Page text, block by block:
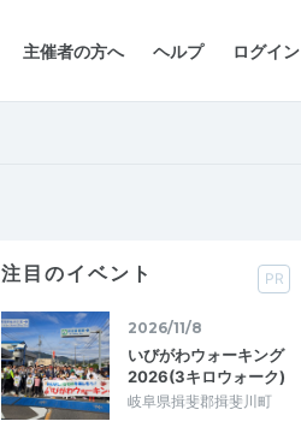
主催者の方へ ヘルプ ログイン
注目のイベント PR
2026/11/8
いびがわウォーキング
2026(3キロウォーク)
岐阜県揖斐郡揖斐川町